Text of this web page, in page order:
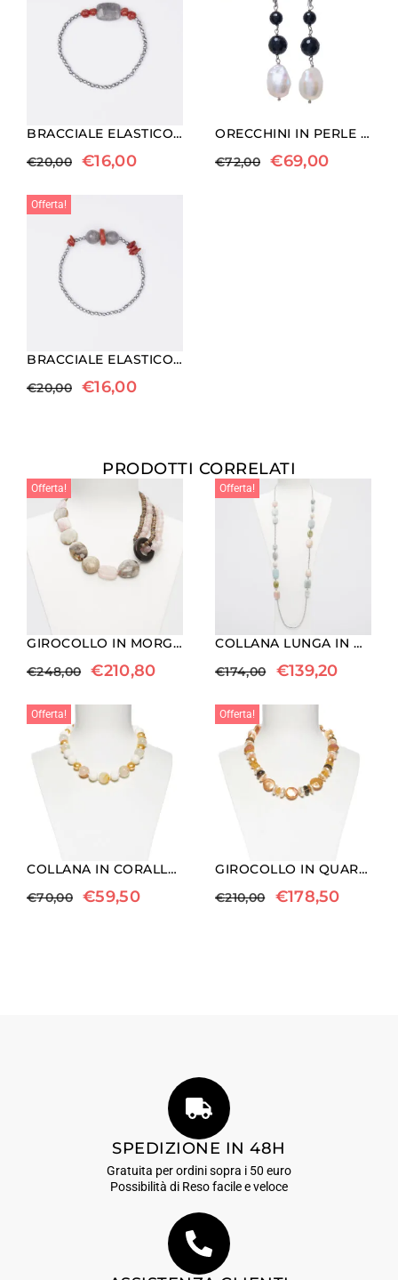
BRACCIALE ELASTICO IN EMATITE, QUARZO GRIGIO E CORALLO ROSSO
€20,00 €16,00
ORECCHINI IN PERLE ED AGATA NERA
€72,00 €69,00
Offerta!
BRACCIALE ELASTICO IN EMATITE, QUARZO GRIGIO E CORALLO ROSSO
€20,00 €16,00
PRODOTTI CORRELATI
Offerta!
GIROCOLLO IN MORGANITE, LEGNO FOSSILE ED EBANO
€248,00 €210,80
Offerta!
COLLANA LUNGA IN MORGANITE, ELIODORO ED ACQUAMARINA
€174,00 €139,20
Offerta!
COLLANA IN CORALLO BIANCO, QUARZO EMATOIDE E PERLE SHELL
€70,00 €59,50
Offerta!
GIROCOLLO IN QUARZO FUMÈ, CITRINO E PERLE PIATTE
€210,00 €178,50
SPEDIZIONE IN 48H
Gratuita per ordini sopra i 50 euro
Possibilità di Reso facile e veloce